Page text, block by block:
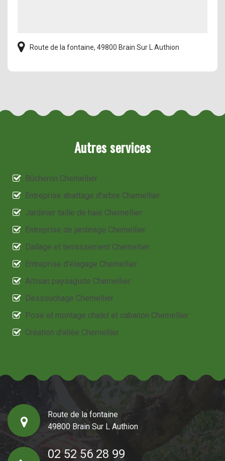
Route de la fontaine, 49800 Brain Sur L Authion
Autres services
Bûcheron Chemellier
Entreprise abattage d'arbre Chemellier
Jardinier taille de haie Chemellier
Entreprise de jardinage Chemellier
Dallage et terrassement Chemellier
Entreprise d'élagage Chemellier
Artisan paysagiste Chemellier
Dessouchage Chemellier
Pose et montage chalet et cabanon Chemellier
Création d'allée Chemellier
Route de la fontaine
49800 Brain Sur L Authion
02 52 56 28 99